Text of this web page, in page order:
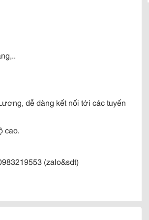
dễ dàng kết nối tới các tuyến
cao.
(zalo&sdt)